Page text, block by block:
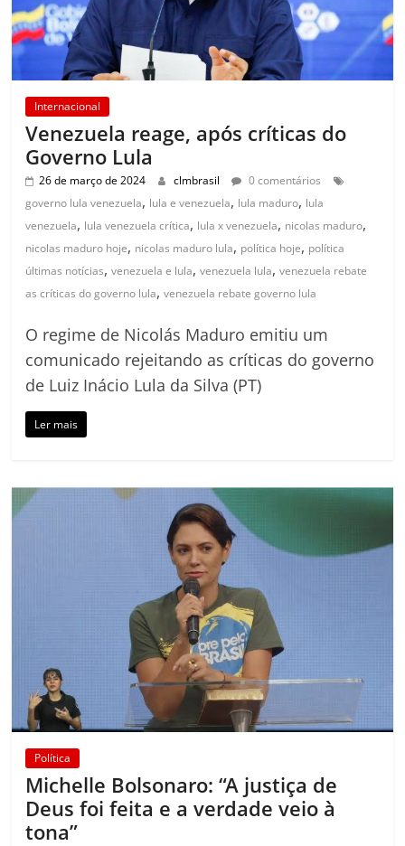
Internacional
Venezuela reage, após críticas do
Governo Lula
26 de março de 2024 clmbrasil
0 comentários
governo lula venezuela, lula e venezuela, lula maduro, lula
venezuela, lula venezuela crítica, lula x venezuela, nicolas maduro,
nicolas maduro hoje, nicolas maduro lula, política hoje, política
últimas notícias,venezuela e lula,venezuela lula,venezuela rebate
as críticas do governo lula,venezuela rebate governo lula
O regime de Nicolás Maduro emitiu um
comunicado rejeitando as críticas do governo
de Luiz Inácio Lula da Silva (PT)
Ler mais
Política
Michelle Bolsonaro: “A justiça de
Deus foi feita e a verdade veio à
tona”